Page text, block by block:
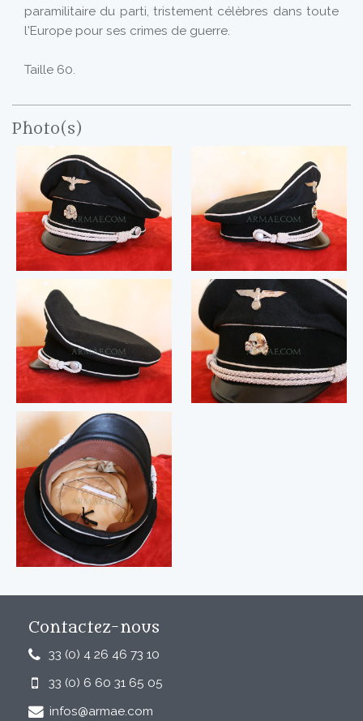
paramilitaire du parti, tristement célèbres dans toute
l'Europe pour ses crimes de guerre.
Taille 60.
Photo(s)
Contactez-nous
33 (0) 4 26 46 73 10
33 (0) 6 60 31 65 05
infos@armae.com